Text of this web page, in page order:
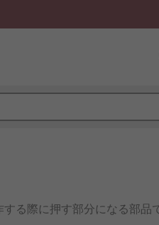
る際に押す部分になる部